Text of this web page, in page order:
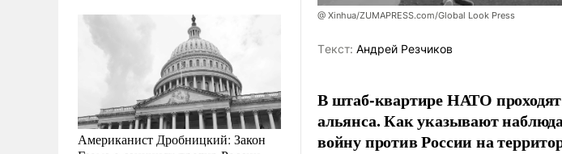
Американист Дробницкий: Закон
@ Xinhua/ZUMAPRESS.com/Global Look Press
Tекст: Андрей Резчиков
В штаб-квартире НАТО
альянса. Как указывают
войну против России на